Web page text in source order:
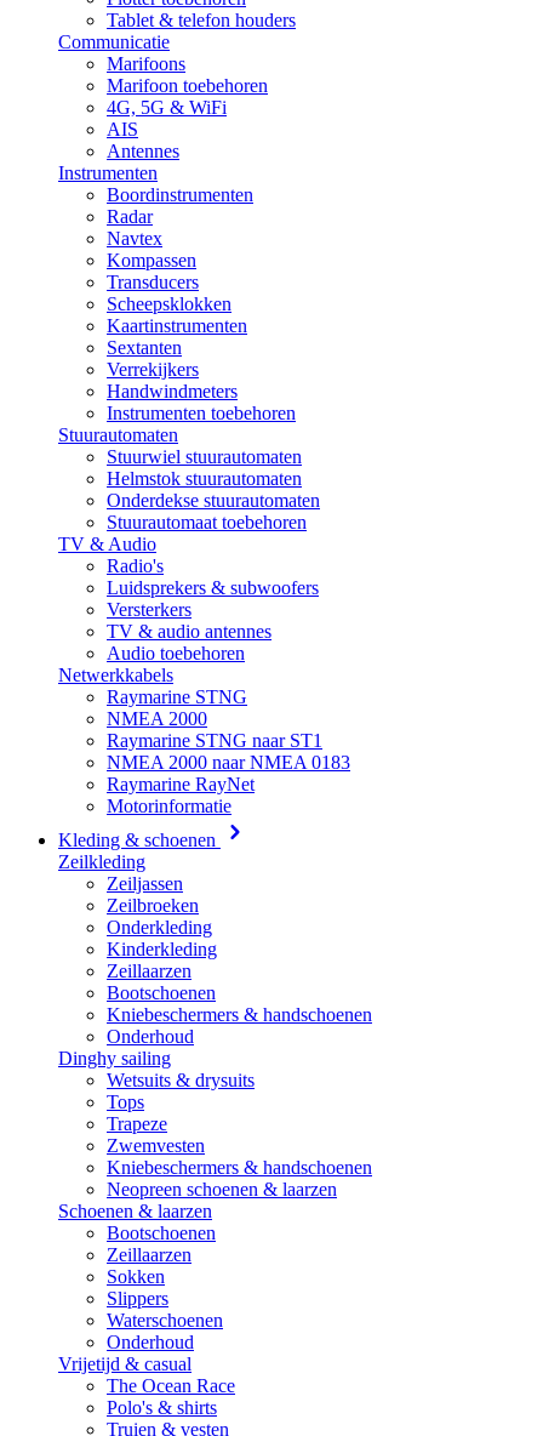
Tablet & telefon houders
Communicatie
Marifoons
Marifoon toebehoren
4G, 5G & WiFi
AIS
Antennes
Instrumenten
Boordinstrumenten
Radar
Navtex
Kompassen
Transducers
Scheepsklokken
Kaartinstrumenten
Sextanten
Verrekijkers
Handwindmeters
Instrumenten toebehoren
Stuurautomaten
Stuurwiel stuurautomaten
Helmstok stuurautomaten
Onderdekse stuurautomaten
Stuurautomaat toebehoren
TV & Audio
Radio's
Luidsprekers & subwoofers
Versterkers
TV & audio antennes
Audio toebehoren
Netwerkkabels
Raymarine STNG
NMEA 2000
Raymarine STNG naar ST1
NMEA 2000 naar NMEA 0183
Raymarine RayNet
Motorinformatie
Kleding & schoenen
Zeilkleding
Zeiljassen
Zeilbroeken
Onderkleding
Kinderkleding
Zeillaarzen
Bootschoenen
Kniebeschermers & handschoenen
Onderhoud
Dinghy sailing
Wetsuits & drysuits
Tops
Trapeze
Zwemvesten
Kniebeschermers & handschoenen
Neopreen schoenen & laarzen
Schoenen & laarzen
Bootschoenen
Zeillaarzen
Sokken
Slippers
Waterschoenen
Onderhoud
Vrijetijd & casual
The Ocean Race
Polo's & shirts
Truien & vesten